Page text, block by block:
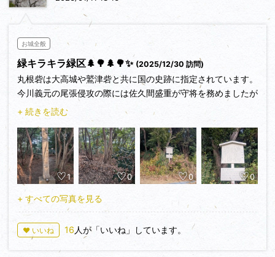
お城全般
緑キラキラ緑区🌲🌳🌲🌳✨️ (2025/12/30 訪問)
丸根砦は大高城や鷲津砦と共に国の史跡に指定されています。
今川義元の尾張侵攻の際には佐久間盛重が守将を務めましたが
今川軍の松平元康の軍勢に攻められ全滅しました。
頂部に主郭が設けられ、周囲に腰郭が配されたシンプルな形状
ですが、周囲を宅地に囲まれた急坂の上にその状態を保ってい
るのが少し驚きです。さすが名古屋は緑区です。
+ 続きを読む
1 0 0 0
+ すべての写真を見る
♥ いいね 16 人が「いいね」しています。